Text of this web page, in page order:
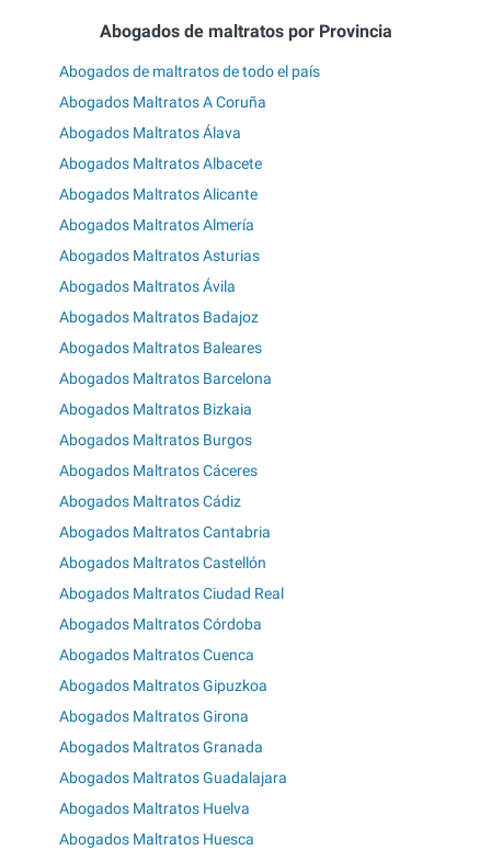
Abogados de maltratos por Provincia
Abogados de maltratos de todo el país
Abogados Maltratos A Coruña
Abogados Maltratos Álava
Abogados Maltratos Albacete
Abogados Maltratos Alicante
Abogados Maltratos Almería
Abogados Maltratos Asturias
Abogados Maltratos Ávila
Abogados Maltratos Badajoz
Abogados Maltratos Baleares
Abogados Maltratos Barcelona
Abogados Maltratos Bizkaia
Abogados Maltratos Burgos
Abogados Maltratos Cáceres
Abogados Maltratos Cádiz
Abogados Maltratos Cantabria
Abogados Maltratos Castellón
Abogados Maltratos Ciudad Real
Abogados Maltratos Córdoba
Abogados Maltratos Cuenca
Abogados Maltratos Gipuzkoa
Abogados Maltratos Girona
Abogados Maltratos Granada
Abogados Maltratos Guadalajara
Abogados Maltratos Huelva
Abogados Maltratos Huesca